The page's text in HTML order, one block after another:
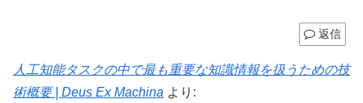
返信
人工知能タスクの中で最も重要な知識情報を扱うための技
術概要 | Deus Ex Machina より: